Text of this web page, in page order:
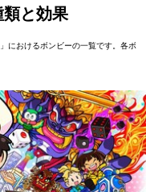
と効果
におけるボンビーの一覧です。各ボ